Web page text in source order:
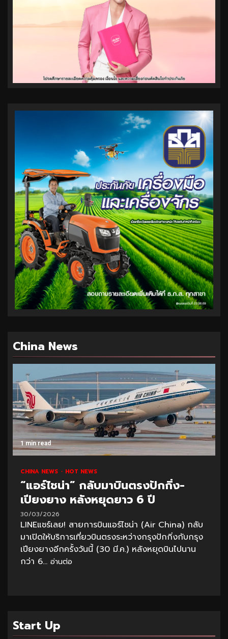
China News
1 min read
CHINA NEWS HOT NEWS
“แอร์ไชน่า” กลับมาบินตรงปักกิ่ง-
เปียงยาง หลังหยุดยาว 6 ปี
30/03/2026
LINEแชร์เลย! สายการบินแอร์ไชน่า (Air China) กลับ
มาเปิดให้บริการเที่ยวบินตรงระหว่างกรุงปักกิ่งกับกรุง
เปียงยางอีกครั้งวันนี้ (30 มี.ค.) หลังหยุดบินไปนาน
กว่า 6... อ่านต่อ
Start Up